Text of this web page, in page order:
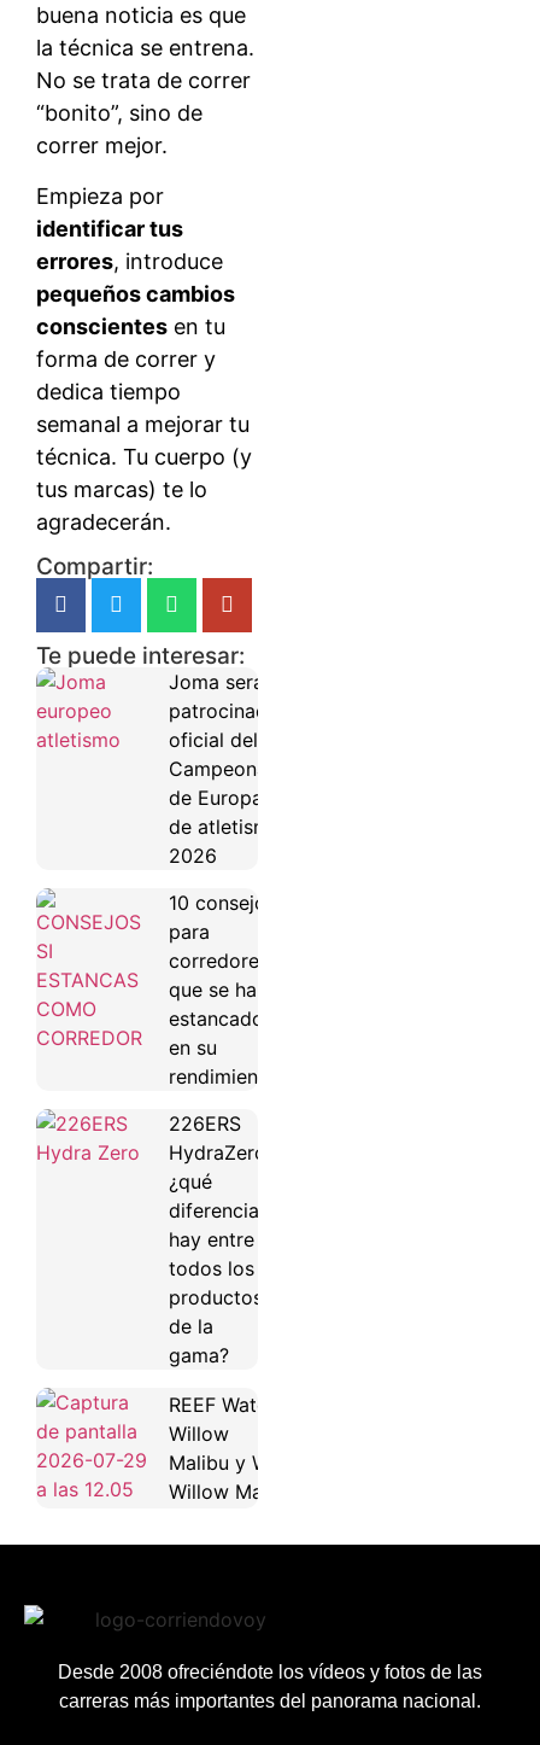
buena noticia es que
la técnica se entrena.
No se trata de correr
“bonito”, sino de
correr mejor.
Empieza por
identificar tus
errores, introduce
pequeños cambios
conscientes en tu
forma de correr y
dedica tiempo
semanal a mejorar tu
técnica. Tu cuerpo (y
tus marcas) te lo
agradecerán.
Compartir:
Te puede interesar:
Joma será
patrocinador
oficial del
Campeonato
de Europa
de atletismo
2026
10 consejos
para
corredores
que se han
estancado
en su
rendimiento
226ERS
HydraZero:
¿qué
diferencias
hay entre
todos los
productos
de la
gama?
REEF Water
Willow
Malibu y Water
Willow Maya
Desde 2008 ofreciéndote los vídeos y fotos de las
carreras más importantes del panorama nacional.